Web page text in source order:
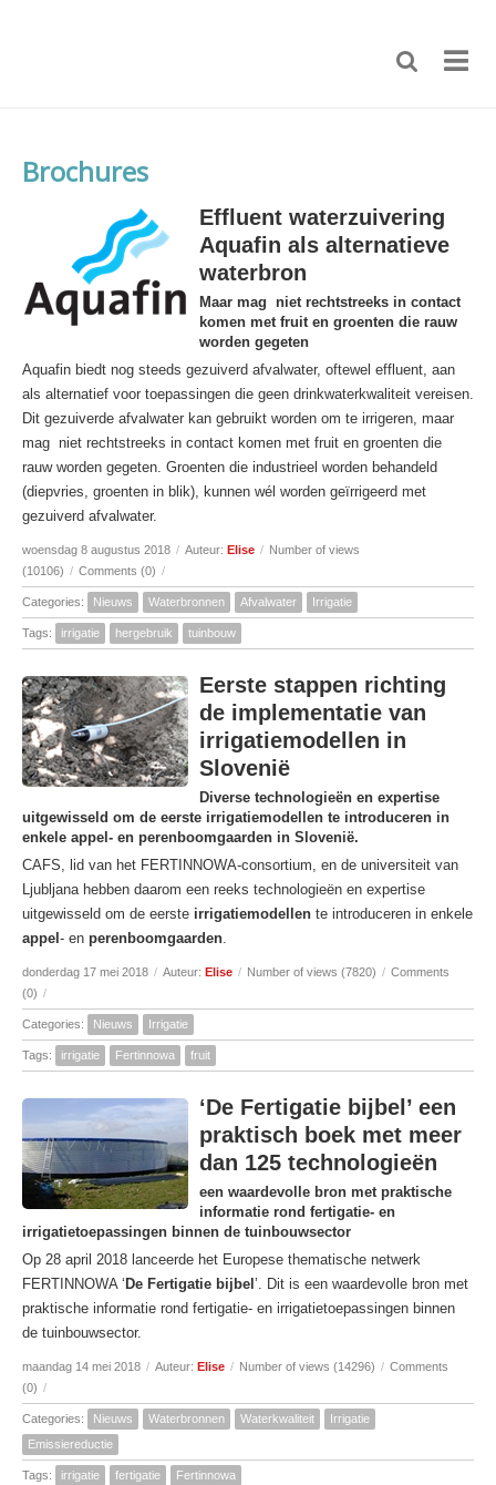
Brochures
Effluent waterzuivering
Aquafin als alternatieve
waterbron
Maar mag niet rechtstreeks in contact
komen met fruit en groenten die rauw
worden gegeten
Aquafin biedt nog steeds gezuiverd afvalwater, oftewel effluent, aan
als alternatief voor toepassingen die geen drinkwaterkwaliteit vereisen.
Dit gezuiverde afvalwater kan gebruikt worden om te irrigeren, maar
mag niet rechtstreeks in contact komen met fruit en groenten die
rauw worden gegeten. Groenten die industrieel worden behandeld
(diepvries, groenten in blik), kunnen wél worden geïrrigeerd met
gezuiverd afvalwater.
woensdag 8 augustus 2018 / Auteur: Elise / Number of views
(10106) / Comments (0) /
Categories: Nieuws Waterbronnen Afvalwater Irrigatie
Tags: irrigatie hergebruik tuinbouw
Eerste stappen richting
de implementatie van
irrigatiemodellen in
Slovenië
Diverse technologieën en expertise
uitgewisseld om de eerste irrigatiemodellen te introduceren in
enkele appel- en perenboomgaarden in Slovenië.
CAFS, lid van het FERTINNOWA-consortium, en de universiteit van
Ljubljana hebben daarom een reeks technologieën en expertise
uitgewisseld om de eerste irrigatiemodellen te introduceren in enkele
appel - en perenboomgaarden.
donderdag 17 mei 2018 / Auteur: Elise / Number of views (7820) / Comments
(0) /
Categories: Nieuws Irrigatie
Tags: irrigatie Fertinnowa fruit
‘De Fertigatie bijbel’ een
praktisch boek met meer
dan 125 technologieën
een waardevolle bron met praktische
informatie rond fertigatie- en
irrigatietoepassingen binnen de tuinbouwsector
Op 28 april 2018 lanceerde het Europese thematische netwerk
FERTINNOWA ‘ De Fertigatie bijbel ’. Dit is een waardevolle bron met
praktische informatie rond fertigatie- en irrigatietoepassingen binnen
de tuinbouwsector.
maandag 14 mei 2018 / Auteur: Elise / Number of views (14296) / Comments
(0) /
Categories: Nieuws Waterbronnen Waterkwaliteit
Irrigatie
Emissiereductie
Tags: irrigatie fertigatie Fertinnowa